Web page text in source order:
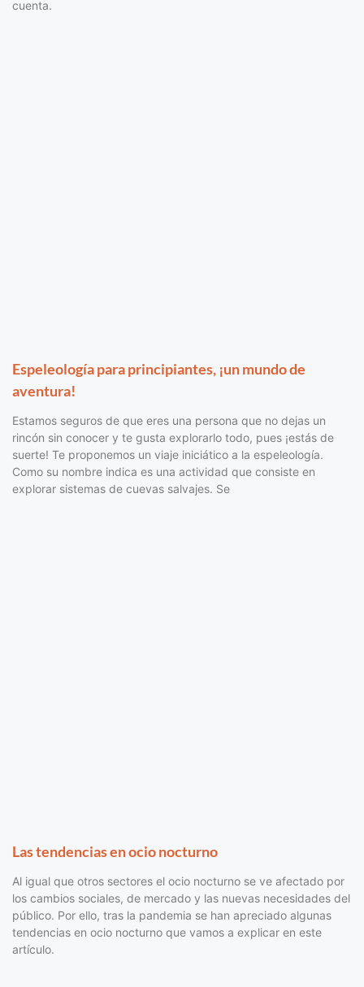
cuenta.
Espeleología para principiantes, ¡un mundo de
aventura!
Estamos seguros de que eres una persona que no dejas un
rincón sin conocer y te gusta explorarlo todo, pues ¡estás de
suerte! Te proponemos un viaje iniciático a la espeleología.
Como su nombre indica es una actividad que consiste en
explorar sistemas de cuevas salvajes. Se
Las tendencias en ocio nocturno
Al igual que otros sectores el ocio nocturno se ve afectado por
los cambios sociales, de mercado y las nuevas necesidades del
público. Por ello, tras la pandemia se han apreciado algunas
tendencias en ocio nocturno que vamos a explicar en este
artículo.